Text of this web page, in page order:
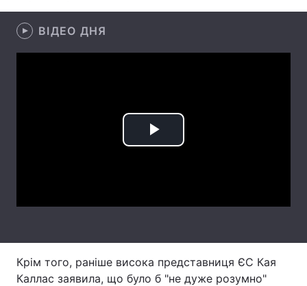
ВІДЕО ДНЯ
Play
Крім того, раніше висока представниця ЄС Кая
Каллас заявила, що було б "не дуже розумно"